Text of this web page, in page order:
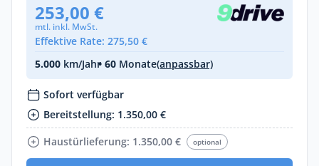
253,00 €
mtl. inkl. MwSt.
Effektive Rate: 275,50 €
5.000 km/Jahr• 60 Monate(anpassbar)
Sofort verfügbar
Bereitstellung: 1.350,00 €
Haustürlieferung: 1.350,00 €
optional